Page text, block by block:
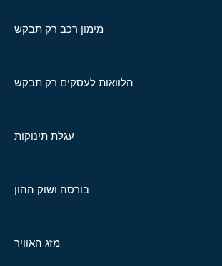
מימון רכב רק תבקש
הלוואות לעסקים רק תבקש
עגלת תינוקות
בורסה ושוק ההון
מזג האוויר